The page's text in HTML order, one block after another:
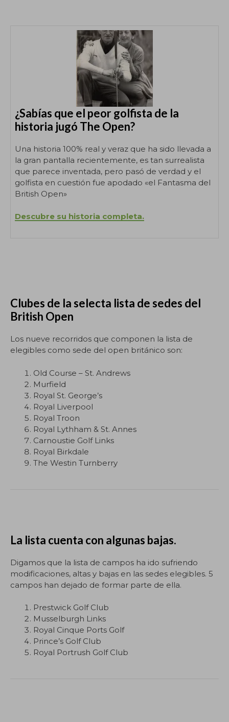
¿Sabías que el peor golfista de la
historia jugó The Open?
Una historia 100% real y veraz que ha sido llevada a
la gran pantalla recientemente, es tan surrealista
que parece inventada, pero pasó de verdad y el
golfista en cuestión fue apodado «el Fantasma del
British Open»
Descubre su historia completa.
Clubes de la selecta lista de sedes del
British Open
Los nueve recorridos que componen la lista de
elegibles como sede del open británico son:
Old Course – St. Andrews
Murfield
Royal St. George’s
Royal Liverpool
Royal Troon
Royal Lythham & St. Annes
Carnoustie Golf Links
Royal Birkdale
The Westin Turnberry
La lista cuenta con algunas bajas.
Digamos que la lista de campos ha ido sufriendo
modificaciones, altas y bajas en las sedes elegibles. 5
campos han dejado de formar parte de ella.
Prestwick Golf Club
Musselburgh Links
Royal Cinque Ports Golf
Prince’s Golf Club
Royal Portrush Golf Club